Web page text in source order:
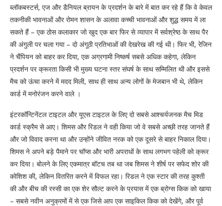
ब्लॉकबस्टर्स, एज और डैनियल ब्रायन के प्रदर्शन के बारे में बात कर रहे हैं कि वे केवल
तकनीकी भावनाओं और रोमन शासन के अलावा कच्ची भावनाओं और शुद्ध समय में ला
सकते हैं – एक ठोस कलाकार जो खुद एक बार फिर से व्यापार में सर्वश्रेष्ठ के साथ पैर
की अंगुली पर चला गया – दो अंगूठी प्रतिभाओं की देखरेख की गई थी। फिर भी, रेजिन
ने चैंपियन को बाहर कर दिया, एक अग्रगामी निष्कर्ष सबसे अधिक कहेगा, लेकिन
प्रदर्शन पर क्रूरता किसी भी मुख्य घटना स्तर संघर्ष के साथ सम्‍मिलित थी और इससे
मैच को ऊंचा करने में मदद मिली, साथ ही साथ अन्य लोगों के मेजबान भी थे, लेकिन
कार्ड में मनोरंजन करने वाले ।
इंटरकॉन्टिनेंटल टाइटल और यूएस टाइटल के लिए दो सबसे आश्चर्यजनक मैच मिड
कार्ड स्क्रैम से आए। शिमस और रिडल ने वही किया जो वे सबसे अच्छी तरह जानते हैं
और जो विवाद करना था और उन्होंने जीवित नरक को एक दूसरे से बाहर निकाल दिया।
शिमस ने अपने बड़े पैमाने पर चॉप्स और भारी अपराधों के साथ लगभग पहेली को क्रूर
कर दिया। बोलने के लिए एकमात्र बॉटच तब था जब शिमस ने शीर्ष पर सफेद शोर की
कोशिश की, लेकिन वितरित करने में विफल रहा। रिडल ने एक स्टार की तरह कुश्ती
की और बीच की रस्सी का एक शेर सौल्ट करने के प्रयास में एक ब्रोग्स किक को खाया
– सबसे नवीन अनुक्रमों में से एक जिसे आप एक साइकिल किक को देखेंगे, और पूर्व